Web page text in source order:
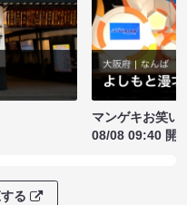
マンゲキお笑い
08/08 09:40 開
る